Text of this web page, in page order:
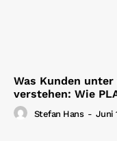
Was Kunden
verstehen: Wie
Stefan Hans - Juni